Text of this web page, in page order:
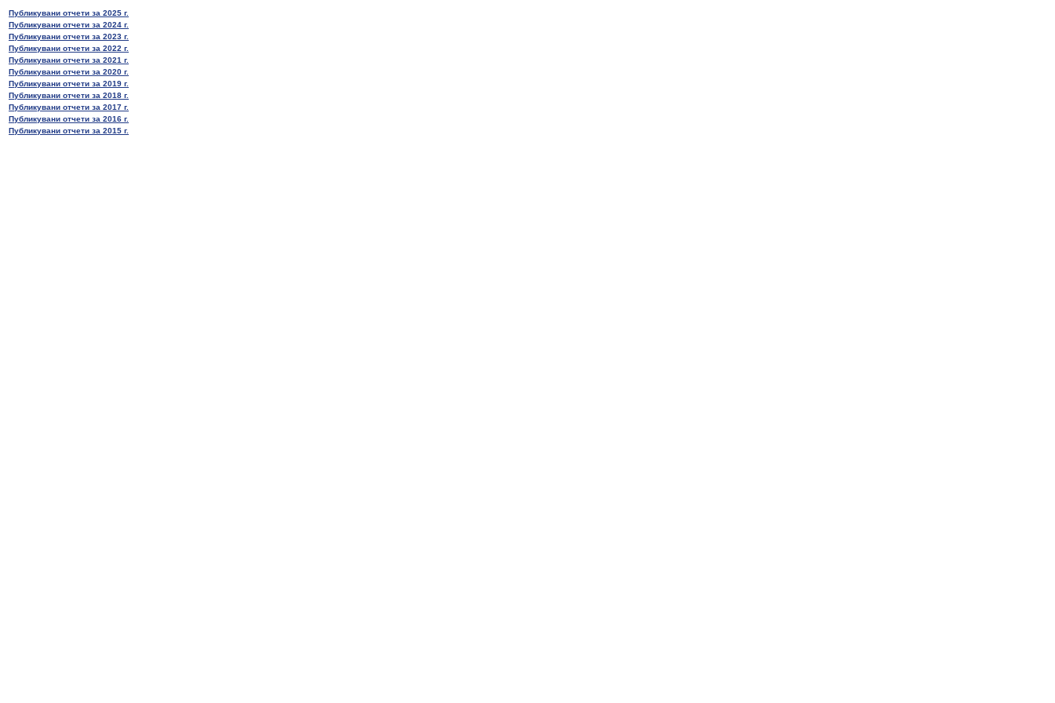
Публикувани отчети за 2025 г.
Публикувани отчети за 2024 г.
Публикувани отчети за 2023 г.
Публикувани отчети за 2022 г.
Публикувани отчети за 2021 г.
Публикувани отчети за 2020 г.
Публикувани отчети за 2019 г.
Публикувани отчети за 2018 г.
Публикувани отчети за 2017 г.
Публикувани отчети за 2016 г.
Публикувани отчети за 2015 г.